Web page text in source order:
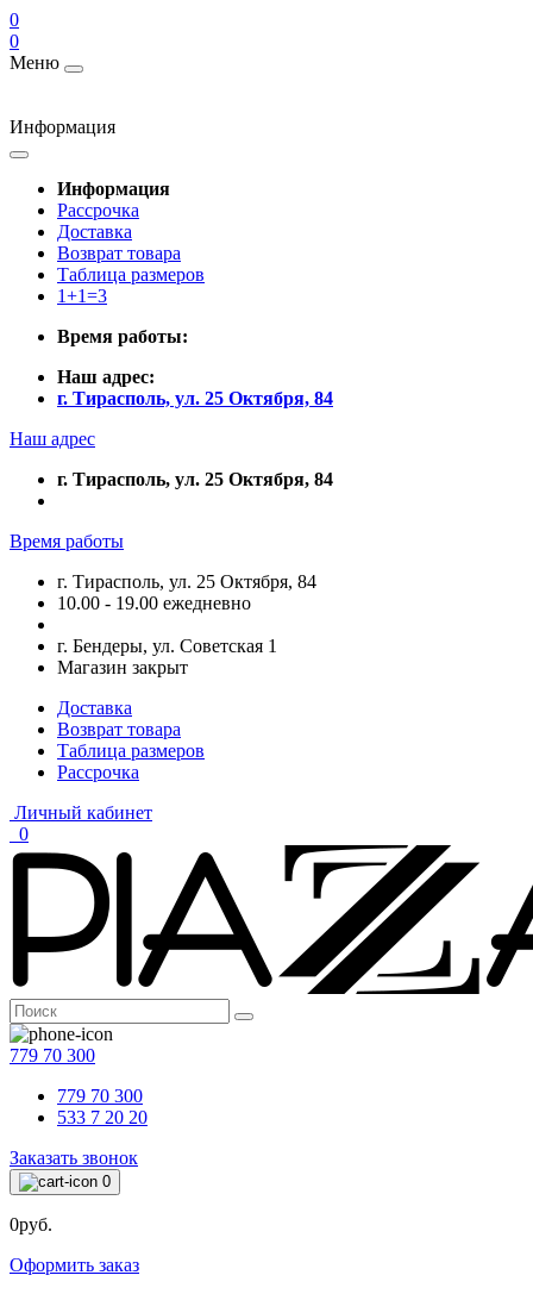
0
0
Меню
Информация
Информация
Рассрочка
Доставка
Возврат товара
Таблица размеров
1+1=3
Время работы:
Наш адрес:
г. Тирасполь, ул. 25 Октября, 84
Наш адрес
г. Тирасполь, ул. 25 Октября, 84
Время работы
г. Тирасполь, ул. 25 Октября, 84
10.00 - 19.00 ежедневно
г. Бендеры, ул. Советская 1
Магазин закрыт
Доставка
Возврат товара
Таблица размеров
Рассрочка
Личный кабинет
0
779 70 300
779 70 300
533 7 20 20
Заказать звонок
0
0руб.
Оформить заказ